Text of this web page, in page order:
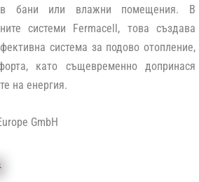
в бани или влажни помещения. В
системи Fermacell, това създава
система за подово отопление,
като същевременно допринася
на енергия.
GmbH